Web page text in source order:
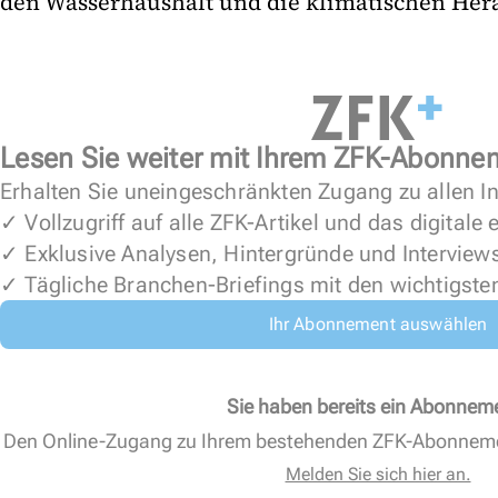
Lesen Sie weiter mit Ihrem ZFK-
Erhalten Sie uneingeschränkten Zugang zu allen
✓ Vollzugriff auf alle ZFK-Artikel und das digitale
✓ Exklusive Analysen, Hintergründe und
✓ Tägliche Branchen-Briefings mit den
Ihr Abonnement auswählen
Sie haben bereits ein
Den Online-Zugang zu Ihrem bestehenden ZFK-
Melden Sie sich hier an.